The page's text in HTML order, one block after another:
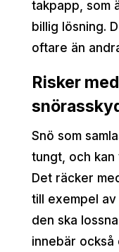
takpapp, som
billig lösning.
oftare än
Risker
Snö som
tungt, och
Det räcker
till exempel
den ska
innebär